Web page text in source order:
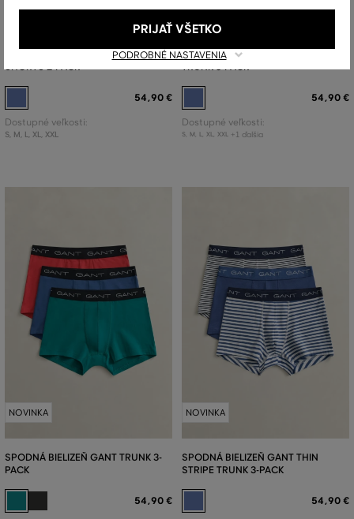
NOVINKA
SPODNÁ BIELIZEŇ GANT BOXER
54,90 €
Dostupné veľkosti:
S, M, L, XL, XXL
NOVINKA
SPODNÁ BIELIZEŇ GANT STRIPE
54,90 €
Dostupné veľkosti:
S, M L, XL, XXL +1 ďalšia
NOVINKA
SPODNÁ BIELIZEŇ GANT TRUNK 3-
PACK
54,90 €
NOVINKA
SPODNÁ BIELIZEŇ GANT THIN
STRIPE TRUNK 3-PACK
54,90 €
PODROBNÉ NASTAVENIA
PRIJAŤ VŠETKO